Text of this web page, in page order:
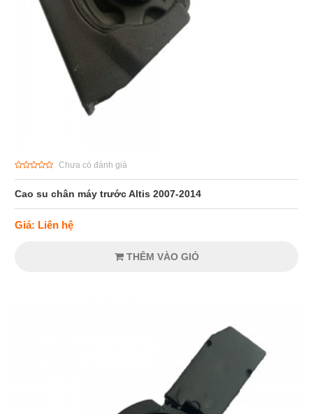
Chưa có đánh giá
Cao su chân máy trước Altis 2007-2014
Giá: Liên hệ
THÊM VÀO GIỎ